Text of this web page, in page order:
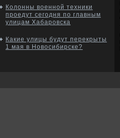
Колонны военной техники
проедут сегодня по главным
улицам Хабаровска
Какие улицы будут перекрыты
1 мая в Новосибирске?